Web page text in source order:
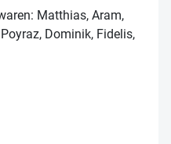
Matthias, Aram,
Dominik, Fidelis,